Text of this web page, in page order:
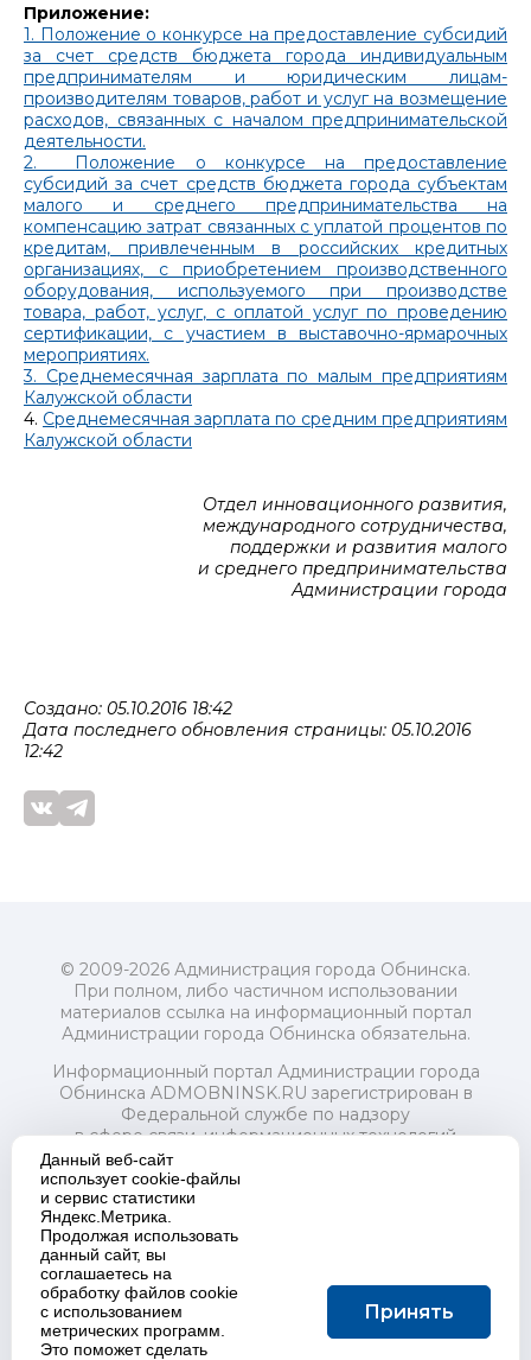
Приложение:
1. Положение о конкурсе на предоставление субсидий
за счет средств бюджета города индивидуальным
предпринимателям и юридическим лицам-
производителям товаров, работ и услуг на возмещение
расходов, связанных с началом предпринимательской
деятельности.
2. Положение о конкурсе на предоставление
субсидий за счет средств бюджета города субъектам
малого и среднего предпринимательства на
компенсацию затрат связанных с уплатой процентов по
кредитам, привлеченным в российских кредитных
организациях, с приобретением производственного
оборудования, используемого при производстве
товара, работ, услуг, с оплатой услуг по проведению
сертификации, с участием в выставочно-ярмарочных
мероприятиях.
3. Среднемесячная зарплата по малым предприятиям
Калужской области
4. Среднемесячная зарплата по средним предприятиям
Калужской области
Отдел инновационного развития,
международного сотрудничества,
поддержки и развития малого
и среднего предпринимательства
Администрации города
Создано: 05.10.2016 18:42
Дата последнего обновления страницы: 05.10.2016
12:42
© 2009-2026 Администрация города Обнинска.
При полном, либо частичном использовании
материалов ссылка на информационный портал
Администрации города Обнинска обязательна.
Информационный портал Администрации города
Обнинска ADMOBNINSK.RU зарегистрирован в
Федеральной службе по надзору
в сфере связи, информационных технологий
и массовых коммуникаций (Роскомнадзор) 24 июля
2018 года.
Свидетельство о регистрации Эл № ФС77-73321
Учредитель: Администрация (исполнительно-
распорядительный орган) городского округа "Город
Обнинск". Главный редактор: Байкова Е.А.
Адрес электронной почты Редакции:
redactor@admobninsk.ru
Телефон Редакции: +7 (484) 395-85-85
Данный веб-сайт
использует cookie-файлы
и сервис статистики
Яндекс.Метрика.
Продолжая использовать
данный сайт, вы
соглашаетесь на
обработку файлов cookie
с использованием
метрических программ.
Это поможет сделать
Принять